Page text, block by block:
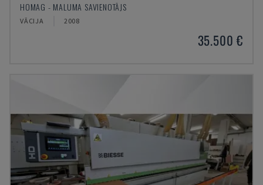
HOMAG - MALUMA SAVIENOTĀJS
VĀCIJA 2008
35.500 €